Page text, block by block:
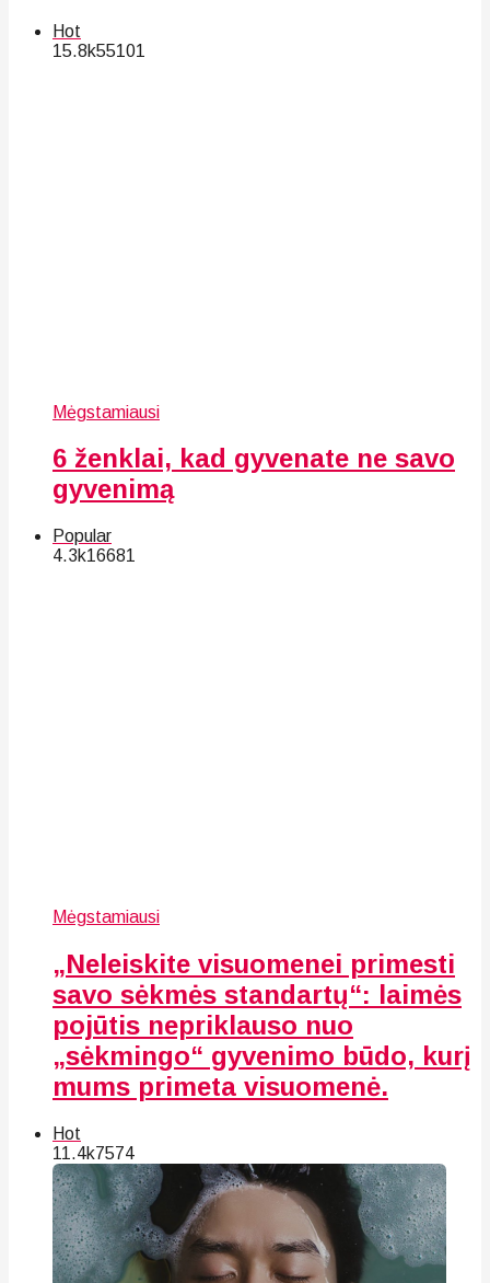
Hot
15.8k55101
Mėgstamiausi
6 ženklai, kad gyvenate ne savo
gyvenimą
Popular
4.3k16681
Mėgstamiausi
„Neleiskite visuomenei primesti
savo sėkmės standartų“: laimės
pojūtis nepriklauso nuo
„sėkmingo“ gyvenimo būdo, kurį
mums primeta visuomenė.
Hot
11.4k7574